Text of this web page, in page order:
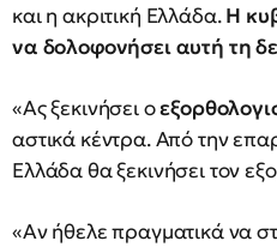
και η ακριτική Ελλάδα.Η
να δολοφονήσει αυτή τη
«Ας ξεκινήσει ο
αστικά κέντρα. Από την
Ελλάδα θα ξεκινήσει τον
«Αν ήθελε πραγματικά να